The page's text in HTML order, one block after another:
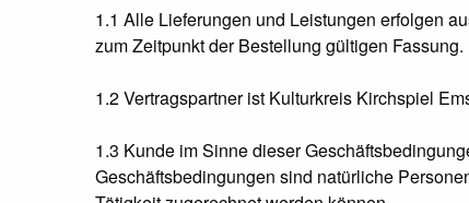
1.1 Alle Lieferungen und Leistungen erfolgen
zum Zeitpunkt der Bestellung gültigen Fassung.
1.2 Vertragspartner ist Kulturkreis Kirchspiel
1.3 Kunde im Sinne dieser
Geschäftsbedingungen sind natürliche